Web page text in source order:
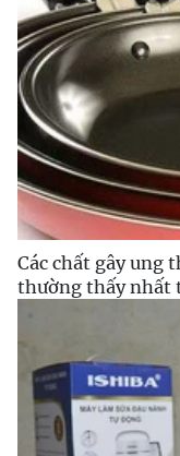
Các chất gây ung
thường thấy nhất